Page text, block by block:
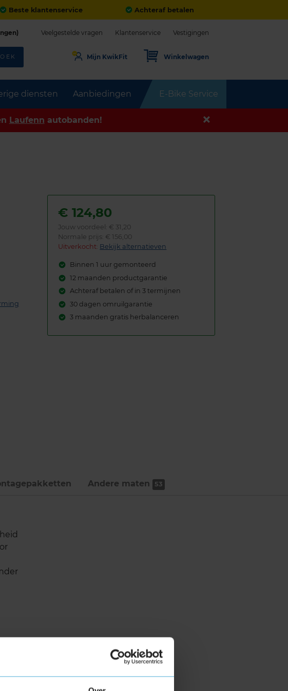
Beste klantenservice Achteraf betalen
diensten Aanbiedingen E-Bike Service
Veelgestelde vragen Klantenservice Vestigingen
Mijn KwikFit Winkelwagen
Laufenn autobanden!
€124,80
Jouw voordeel: € 31,20
Normale prijs: € 156,00
Uitverkocht: Bekijk alternatieven
Binnen 1 uur gemonteerd
12 maanden productgarantie
Achteraf betalen of in 3 termijnen
30 dagen omruilgarantie
3 maanden gratis herbalanceren
Andere maten 53